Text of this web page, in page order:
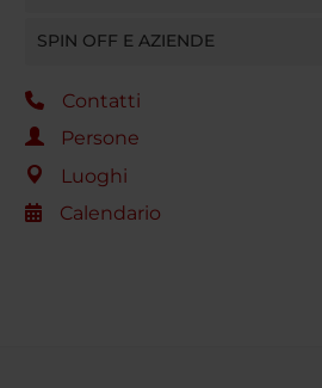
SPIN OFF E AZIENDE
Contatti
Persone
Luoghi
Calendario